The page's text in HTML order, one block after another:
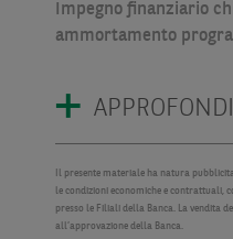
Impegno finanziario
ammortamento
Il presente materiale ha natura
le condizioni economiche e contrattuali,
presso le Filiali della Banca. La vendita
all’approvazione della Banca.